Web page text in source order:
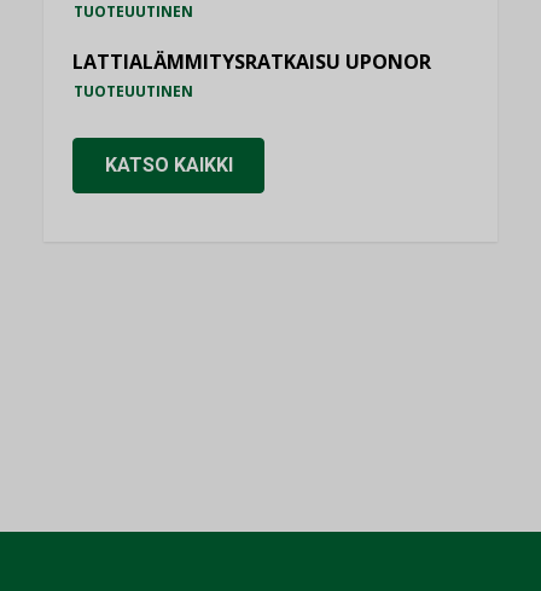
TUOTEUUTINEN
LATTIALÄMMITYSRATKAISU UPONOR
TUOTEUUTINEN
KATSO KAIKKI